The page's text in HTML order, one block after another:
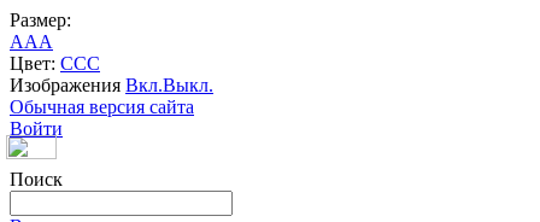
Размер:
AAA
Цвет: CCC
Изображения Вкл.Выкл.
Обычная версия сайта
Войти
Поиск